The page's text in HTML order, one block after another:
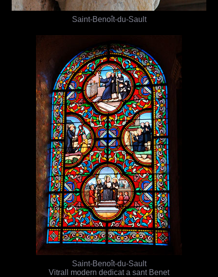
Saint-Benoît-du-Sault
Saint-Benoît-du-Sault
Vitrall modern dedicat a sant Benet